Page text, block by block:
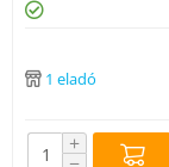
1 eladó
+